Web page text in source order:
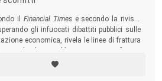
il Financial Timese secondo la rivista
gli infuocati dibattiti pubblici sulle
economica, rivela le linee di frattura
usciranno cambiati da questa lettura.